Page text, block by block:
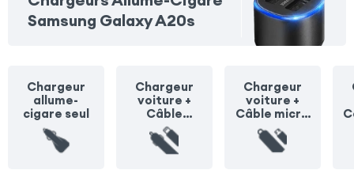
Samsung Galaxy A20s
Chargeur
allume-
cigare seul
Chargeur
voiture +
Câble
Lightning
Chargeur
voiture +
Câble micro
USB